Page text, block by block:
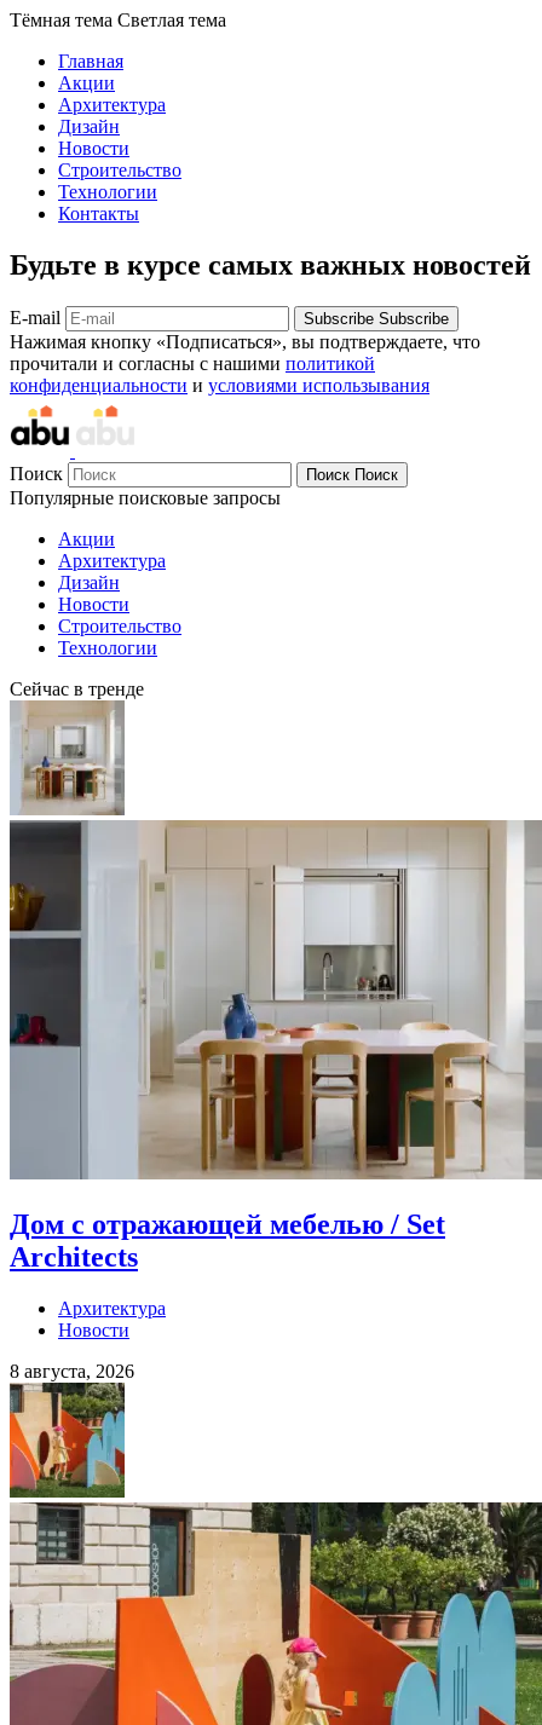
Тёмная тема Светлая тема
Главная
Акции
Архитектура
Дизайн
Новости
Строительство
Технологии
Контакты
Будьте в курсе самых важных новостей
E-mail Subscribe Subscribe
Нажимая кнопку «Подписаться», вы подтверждаете, что
прочитали и согласны с нашими политикой
конфиденциальности и условиями использывания
Поиск Поиск Поиск
Популярные поисковые запросы
Акции
Архитектура
Дизайн
Новости
Строительство
Технологии
Сейчас в тренде
Дом с отражающей мебелью / Set
Architects
Архитектура
Новости
8 августа, 2026